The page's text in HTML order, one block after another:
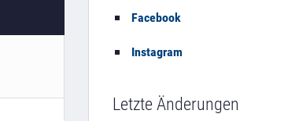
Facebook
Instagram
Letzte Änderungen